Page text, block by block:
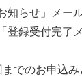
知らせ」メ
登録受付完了
でのお申込み